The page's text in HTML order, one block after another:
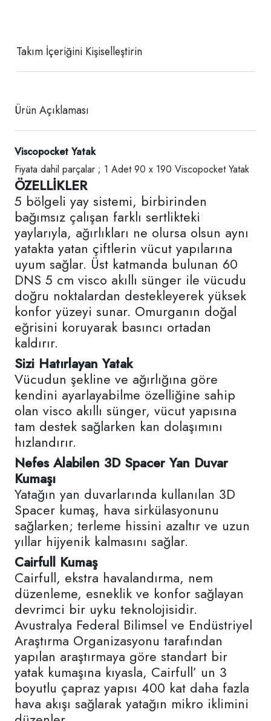
Takım İçeriğini Kişiselleştirin
Ürün Açıklaması
Viscopocket Yatak
Fiyata dahil parçalar ; 1 Adet 90 x 190 Viscopocket Yatak
ÖZELLİKLER
5 bölgeli yay sistemi, birbirinden
bağımsız çalışan farklı sertlikteki
yaylarıyla, ağırlıkları ne olursa olsun aynı
yatakta yatan çiftlerin vücut yapılarına
uyum sağlar. Üst katmanda bulunan 60
DNS 5 cm visco akıllı sünger ile vücudu
doğru noktalardan destekleyerek yüksek
konfor yüzeyi sunar. Omurganın doğal
eğrisini koruyarak basıncı ortadan
kaldırır.
Sizi Hatırlayan Yatak
Vücudun şekline ve ağırlığına göre
kendini ayarlayabilme özelliğine sahip
olan visco akıllı sünger, vücut yapısına
tam destek sağlarken kan dolaşımını
hızlandırır.
Nefes Alabilen 3D Spacer Yan Duvar
Kumaşı
Yatağın yan duvarlarında kullanılan 3D
Spacer kumaş, hava sirkülasyonunu
sağlarken; terleme hissini azaltır ve uzun
yıllar hijyenik kalmasını sağlar.
Cairfull Kumaş
Cairfull, ekstra havalandırma, nem
düzenleme, esneklik ve konfor sağlayan
devrimci bir uyku teknolojisidir.
Avustralya Federal Bilimsel ve Endüstriyel
Araştırma Organizasyonu tarafından
yapılan araştırmaya göre standart bir
yatak kumaşına kıyasla, Cairfull’ un 3
boyutlu çapraz yapısı 400 kat daha fazla
hava akışı sağlarak yatağın mikro iklimini